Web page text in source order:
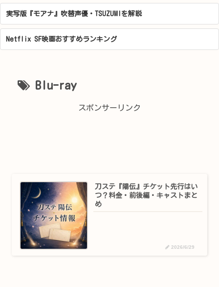
実写版『モアナ』吹替声優・TSUZUMIを解説
Netflix SF映画おすすめランキング
Blu-ray
スポンサーリンク
刀ステ『陽伝』チケット先行はい
つ？料金・前後編・キャストまと
め
2026/6/29